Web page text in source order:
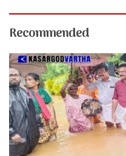
Recommended